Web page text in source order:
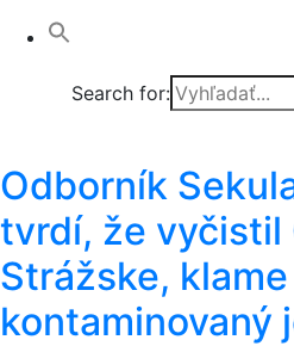
Search for:
Odborník
tvrdí, že vyčistil
Strážske, klame
kontaminovaný